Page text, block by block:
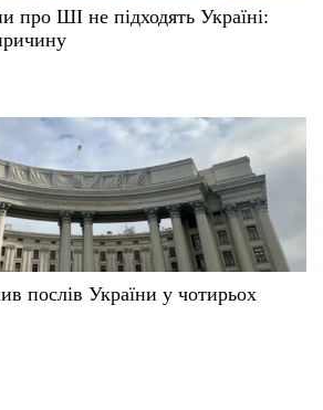
про ШІ не підходять Україні:
послів України у чотирьох